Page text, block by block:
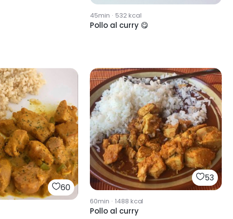
45min · 532kcal
Pollo al curry 😋
60
53
60min · 1488 kcal
Pollo al curry